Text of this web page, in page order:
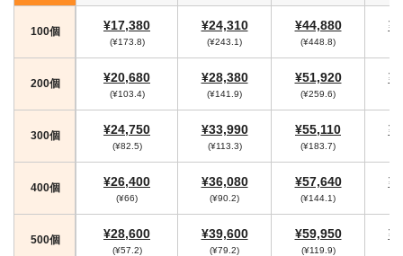
100個 ¥17,380
(¥173.8)
¥24,310
(¥243.1)
¥44,880
(¥448.8)
200個 ¥20,680
(¥103.4)
¥28,380
(¥141.9)
¥51,920
(¥259.6)
300個 ¥24,750
(¥82.5)
¥33,990
(¥113.3)
¥55,110
(¥183.7)
400個 ¥26,400
(¥66)
¥36,080
(¥90.2)
¥57,640
(¥144.1)
500個 ¥28,600
(¥57.2)
¥39,600
(¥79.2)
¥59,950
(¥119.9)